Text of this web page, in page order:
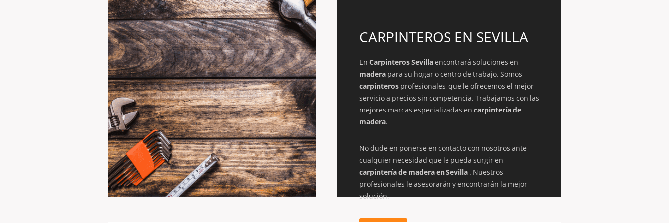
CARPINTEROS EN SEVILLA
EnCarpinteros Sevillaencontrará soluciones en
madera para su hogar o centro de trabajo. Somos
carpinteros profesionales, que le ofrecemos el mejor
servicio a precios sin competencia. Trabajamos con las
mejores marcas especializadas encarpintería de
madera.
No dude en ponerse en contacto con nosotros ante
cualquier necesidad que le pueda surgir en
carpintería de madera en Sevilla . Nuestros
profesionales le asesorarán y encontrarán la mejor
solución.